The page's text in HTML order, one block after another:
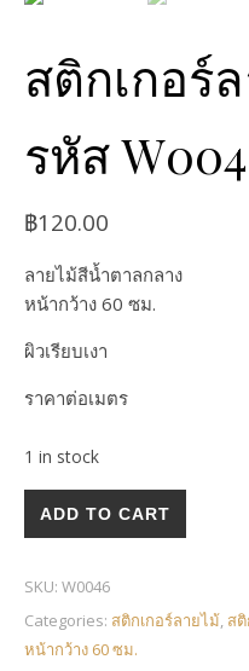
สติกเกอร์
รหัส
฿120.00
ลายไม้สีน้ำตาลกลาง
หน้ากว้าง 60 ซม.
ผิวเรียบเงา
ราคาต่อเมตร
1 in stock
ADD TO CART
SKU: W0046
Categories: สติกเกอร์ลายไม้, ส
หน้ากว้าง 60 ซม.